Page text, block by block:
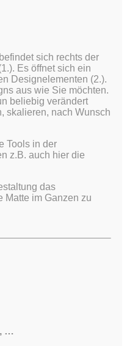
sich rechts der
Es öffnet sich ein
Designelementen (2.).
aus wie Sie möchten.
beliebig verändert
skalieren, nach Wunsch
Tools in der
z.B. auch hier die
das
Matte im Ganzen zu
…